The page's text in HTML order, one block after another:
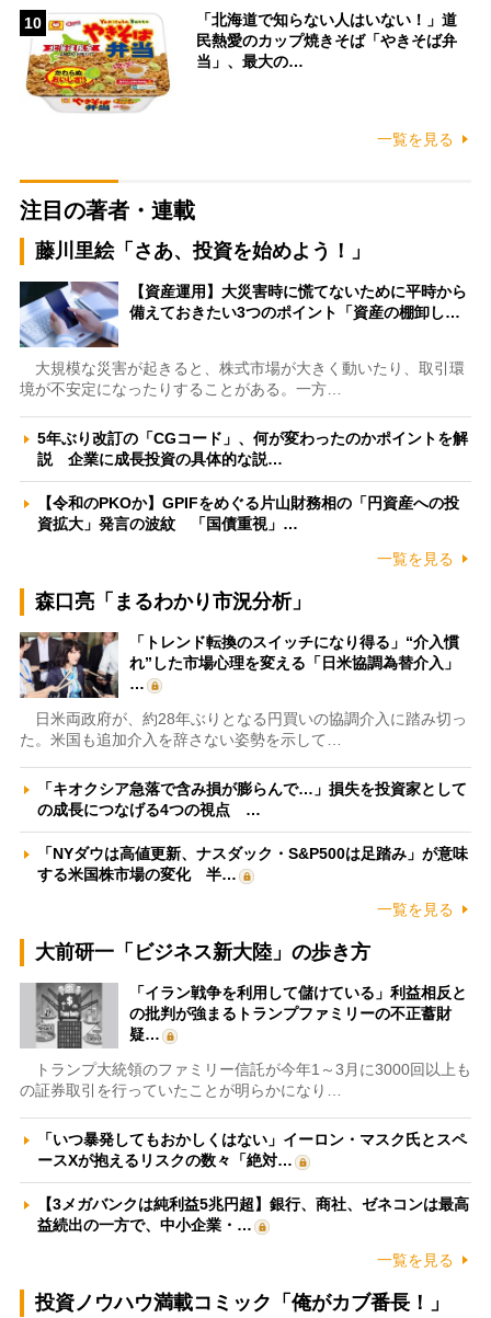
10
「北海道で知らない人はいない！」道
民熱愛のカップ焼きそば「やきそば弁
当」、最大の…
一覧を見る
注目の著者・連載
藤川里絵「さあ、投資を始めよう！」
【資産運用】大災害時に慌てないために平時から
備えておきたい3つのポイント「資産の棚卸し…
大規模な災害が起きると、株式市場が大きく動いたり、取引環
境が不安定になったりすることがある。一方…
5年ぶり改訂の「CGコード」、何が変わったのかポイントを解
説 企業に成長投資の具体的な説…
【令和のPKOか】GPIFをめぐる片山財務相の「円資産への投
資拡大」発言の波紋 「国債重視」…
一覧を見る
森口亮「まるわかり市況分析」
「トレンド転換のスイッチになり得る」“介入慣
れ”した市場心理を変える「日米協調為替介入」
…
日米両政府が、約28年ぶりとなる円買いの協調介入に踏み切っ
た。米国も追加介入を辞さない姿勢を示して…
「キオクシア急落で含み損が膨らんで…」損失を投資家として
の成長につなげる4つの視点 …
「NYダウは高値更新、ナスダック・S&P500は足踏み」が意味
する米国株市場の変化 半…
一覧を見る
大前研一「ビジネス新大陸」の歩き方
「イラン戦争を利用して儲けている」利益相反と
の批判が強まるトランプファミリーの不正蓄財
疑…
トランプ大統領のファミリー信託が今年1～3月に3000回以上も
の証券取引を行っていたことが明らかになり…
「いつ暴発してもおかしくはない」イーロン・マスク氏とスペ
ースXが抱えるリスクの数々「絶対…
【3メガバンクは純利益5兆円超】銀行、商社、ゼネコンは最高
益続出の一方で、中小企業・…
一覧を見る
投資ノウハウ満載コミック「俺がカブ番長！」